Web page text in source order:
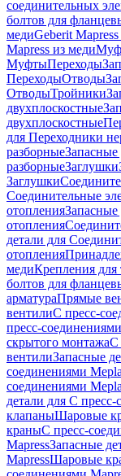
соединительных
болтов для
медиGeberit
Mapress из меди
МуфтыПереходы
ПереходыОтводы
ОтводыТройники
двухплоскостные
двухплоскостные
для Переходники
разборныеЗапасные
разборныеЗаглушки
Заглушки
Соединительные
отопленияЗапасные
отопления
детали для
отопления
медиКрепления для
болтов для
арматураПрямые
вентилиС пресс-
пресс-
скрытого монтажаС
вентилиЗапасные
соединениями Mepla
соединениями Mepla
детали для С
клапаныШаровые
краныС пресс-
MapressЗапасные
MapressШаровые